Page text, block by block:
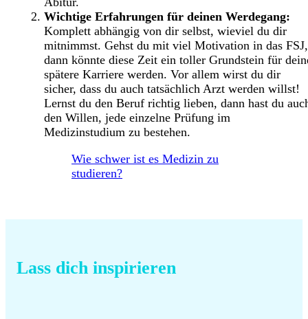
Wichtige Erfahrungen für deinen Werdegang:
Komplett abhängig von dir selbst, wieviel du dir
mitnimmst. Gehst du mit viel Motivation in das FSJ,
dann könnte diese Zeit ein toller Grundstein für
spätere Karriere werden. Vor allem wirst du dir
sicher, dass du auch tatsächlich Arzt werden willst!
Lernst du den Beruf richtig lieben, dann hast du
den Willen, jede einzelne Prüfung im
Medizinstudium zu bestehen.
Wie schwer ist es Medizin zu
studieren?
Lass dich inspirieren